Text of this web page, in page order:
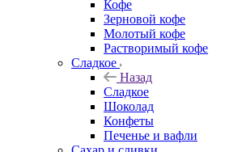
Кофе
Зерновой кофе
Молотый кофе
Растворимый кофе
Сладкое
Назад
Сладкое
Шоколад
Конфеты
Печенье и вафли